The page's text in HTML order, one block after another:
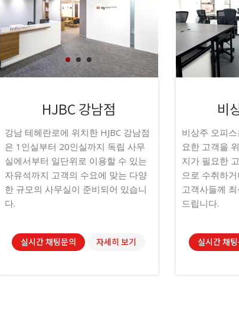
1 2 3
1 2 3
HJBC 강남점
강남 테헤란로에 위치한 HJBC 강남점
은 1인실부터 20인실까지 독립 사무
실에서부터 일단위로 이용할 수 있는
자유석까지 고객의 수요에 맞는 다양
한 규모의 사무실이 준비되어 있습니
다.
실시간 채팅문의 자세히 보기
비
비상주 오피
요한 고객을
지가 필요한
으로 수취하
고객사들께
드립니다.
실시간 채